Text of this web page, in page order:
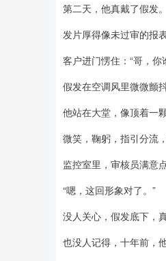
第二天，他真戴了假发。
发片厚得像未过审的报
客户进门愣住：“哥，你
假发在空调风里微微颤
他站在大堂，像顶着一
微笑，鞠躬，指引分流
监控室里，审核员满意
“嗯，这回形象对了。”
没人关心，假发底下，
也没人记得，十年前，